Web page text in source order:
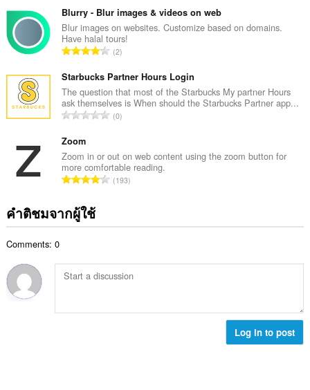
น
น
ร
ว
ม
ทั้
ง
ห
:
ว
น
ค
ะ
น
น
ร
ว
ทั้
ง
ห
Blurry - Blur images & videos on web
Blur images on websites. Customize based on domains.
Have halal tours!
จำ
ว
น
ค
ะ
น
ร
ว
ง
ด
2
Starbucks Partner Hours Login
The question that most of the Starbucks My partner Hours
ask themselves is When should the Starbucks Partner app...
จำ
น
ค
ะ
น
ม
ทั้
0
Zoom
Zoom in or out on web content using the zoom button for
more comfortable reading.
จำ
แ
น
ว
193
คำติชมจากผู้ใช้
Comments: 0
Log in to post